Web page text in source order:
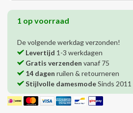
1 op voorraad
De volgende werkdag verzonden!
Levertijd 1-3 werkdagen
Gratis verzenden vanaf 75
14 dagen ruilen & retourneren
Stijlvolle damesmodeSinds 2011